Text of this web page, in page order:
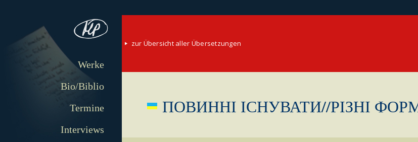
Werke
Bio/Biblio
Termine
Interviews
zur Übersicht aller Übersetzungen
ПОВИННІ ІСНУВАТИ//РІЗНІ